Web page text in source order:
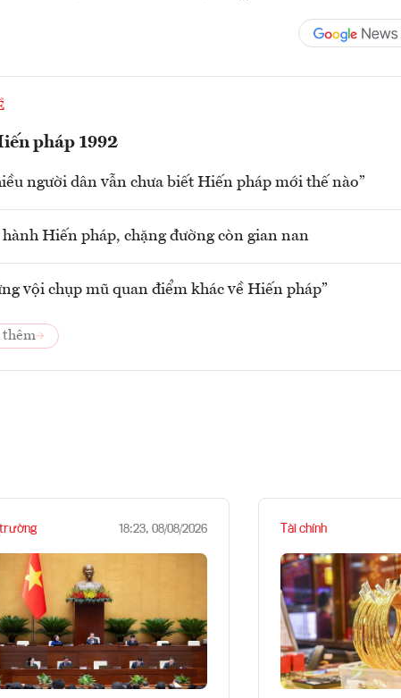
pháp 1992
người dân vẫn chưa biết Hiến pháp mới thế nào”
Hiến pháp, chặng đường còn gian nan
vội chụp mũ quan điểm khác về Hiến pháp”
thêm
trường 18:23, 08/08/2026 Tài chính